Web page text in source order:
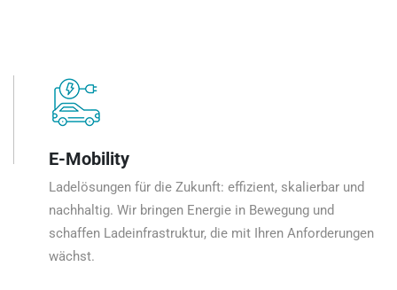
E-Mobility
Ladelösungen für die Zukunft: effizient, skalierbar und
nachhaltig. Wir bringen Energie in Bewegung und
schaffen Ladeinfrastruktur, die mit Ihren Anforderungen
wächst.